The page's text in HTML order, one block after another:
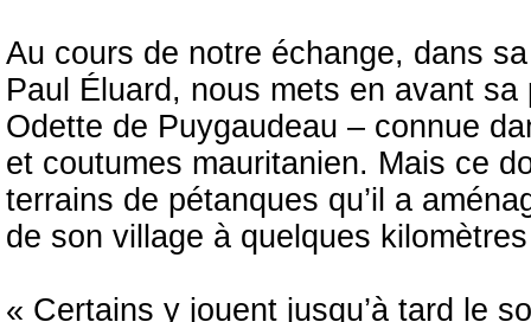
Au cours de notre échange, dans
Paul Éluard, nous mets en avant
Odette de Puygaudeau – connue
et coutumes mauritanien. Mais ce
terrains de pétanques qu’il a
de son village à quelques kilomètres
« Certains y jouent jusqu’à tard le